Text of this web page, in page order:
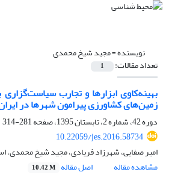
نویسنده =مجید شیخ محمدی
تعداد مقالات: 1
بهینه‌کاوی ابزارها و تجارب
زمین‌های کشاورزی پیرامون شهرها در
دوره 42، شماره 2، تابستان 1395، صفحه
281-314
10.22059/jes.2016.58734
امیر صفایی، شهرزاد فریادی، مجید شیخ محمدی،
مشاهده مقاله
اصل مقاله 10.42 M